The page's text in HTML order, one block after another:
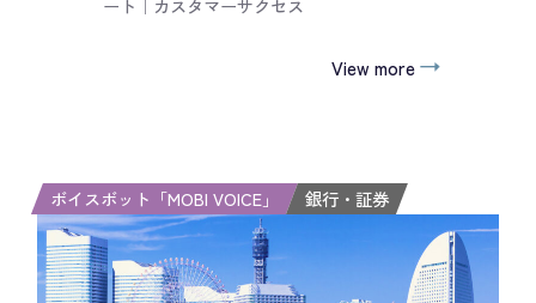
View more
ボイスボット「MOBI VOICE」 銀行・証券